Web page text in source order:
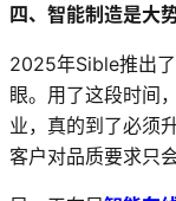
四、智能制造是大
2025年Sible推出
眼。用了这段时间
业，真的到了必须
客户对品质要求只